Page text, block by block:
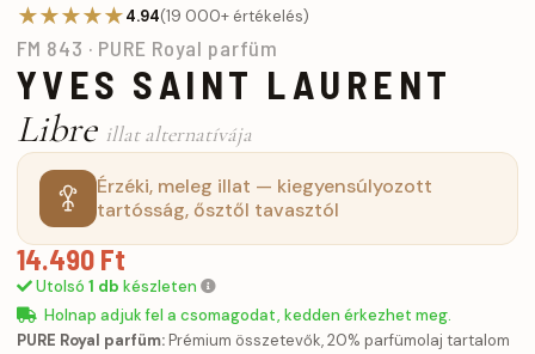
★★★★★4.94(19 000+ értékelés)
FM 843 · PURE Royal parfüm
YVES SAINT LAURENT
Libre illat alternatívája
Érzéki, meleg illat — kiegyensúlyozott
tartósság, ősztől tavasztól
14.490 Ft
Utolsó 1 db készleten
Holnap adjuk fel a csomagodat, kedden érkezhet meg.
PURE Royal parfüm:Prémium összetevők, 20% parfümolaj tartalom